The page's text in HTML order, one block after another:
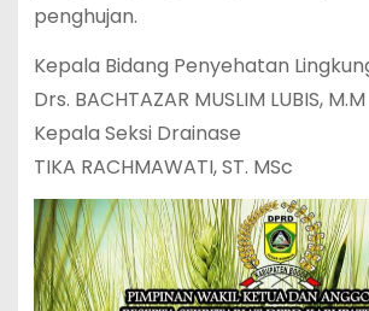
penghujan.
Kepala Bidang Penyehatan
Drs. BACHTAZAR MUSLIM LUBIS, M.M
Kepala Seksi Drainase
TIKA RACHMAWATI, ST. MSc